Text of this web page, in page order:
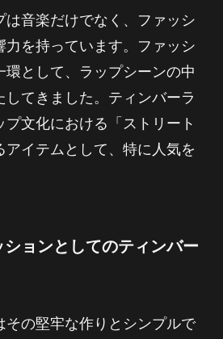
は音楽だけでなく、ファッシ
力を持っています。ファッシ
環として、ラップシーンの中
してきました。ティンバーラ
プ文化における「ストリート
アイテムとして、特に人気を
ョンとしてのティンバー
その堅牢な作りとシンプルで